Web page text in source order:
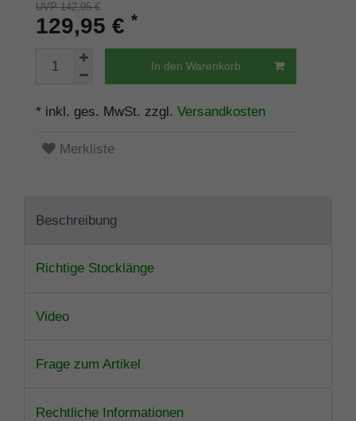
UVP 142,95 €
129,95 € *
In den Warenkorb
* inkl. ges. MwSt. zzgl. Versandkosten
Merkliste
Beschreibung
Richtige Stocklänge
Video
Frage zum Artikel
Rechtliche Informationen